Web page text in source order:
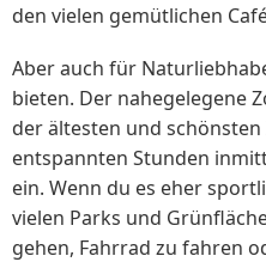
den vielen gemütlichen
Aber auch für
bieten. Der nahegelegene
der ältesten und
entspannten Stunden
ein. Wenn du es eher
vielen Parks und
gehen, Fahrrad zu fahren